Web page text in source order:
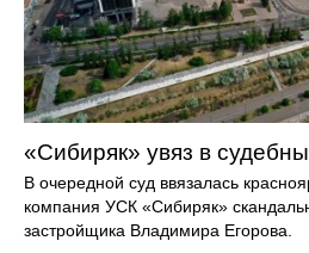
«Сибиряк» увяз в
В очередной суд ввязалась
компания УСК «Сибиряк»
застройщика Владимира Егорова.